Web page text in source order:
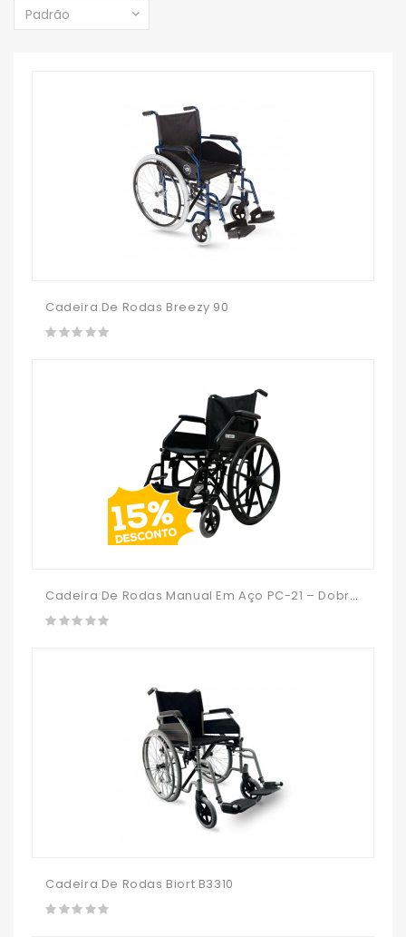
Cadeira De Rodas Breezy 90
Cadeira De Rodas Manual Em Aço PC-21 – Dobrável E Autopropulsada
Cadeira De Rodas Biort B3310